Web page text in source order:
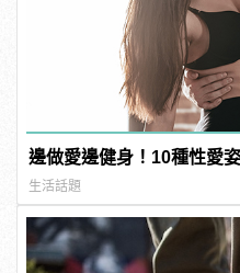
邊做愛邊健身！10種性愛
生活話題